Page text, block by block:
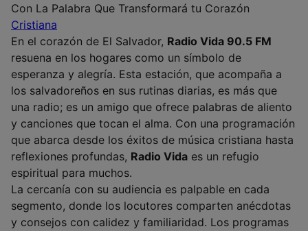
Con La Palabra Que Transformará tu Corazón
Cristiana
En el corazón de El Salvador, Radio Vida 90.5 FM
resuena en los hogares como un símbolo de
esperanza y alegría. Esta estación, que acompaña a
los salvadoreños en sus rutinas diarias, es más que
una radio; es un amigo que ofrece palabras de aliento
y canciones que tocan el alma. Con una programación
que abarca desde los éxitos de música cristiana hasta
reflexiones profundas, Radio Vida es un refugio
espiritual para muchos.
La cercanía con su audiencia es palpable en cada
segmento, donde los locutores comparten anécdotas
y consejos con calidez y familiaridad. Los programas